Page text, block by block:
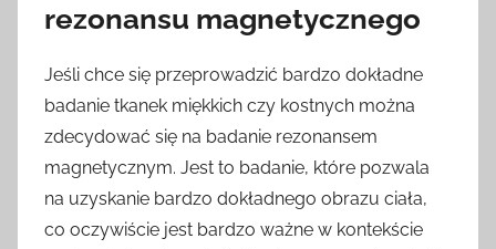
rezonansu magnetycznego
Jeśli chce się przeprowadzić bardzo dokładne
badanie tkanek miękkich czy kostnych można
zdecydować się na badanie rezonansem
magnetycznym. Jest to badanie, które pozwala
na uzyskanie bardzo dokładnego obrazu ciała,
co oczywiście jest bardzo ważne w kontekście